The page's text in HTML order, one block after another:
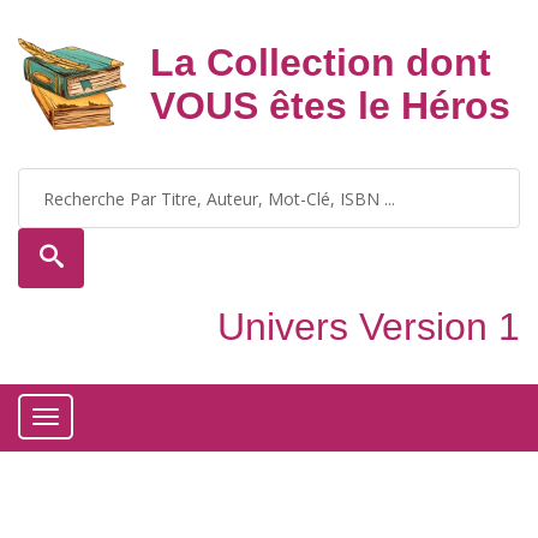
La Collection dont
VOUS êtes le Héros
Univers Version 1
Toggle